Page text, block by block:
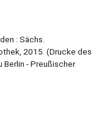
: Sächs.
2015. (Drucke des
Berlin - Preußischer